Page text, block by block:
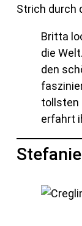
Strich durch
Britta
die
den
tollsten
erfahrt